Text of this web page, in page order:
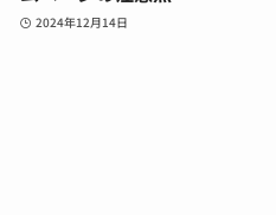
2024年12月14日